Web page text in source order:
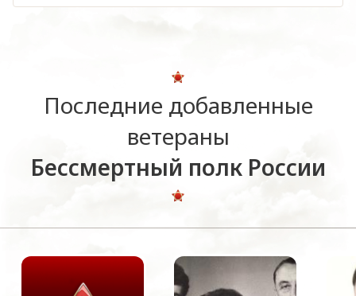
Последние добавленные
ветераны
Бессмертный полк России